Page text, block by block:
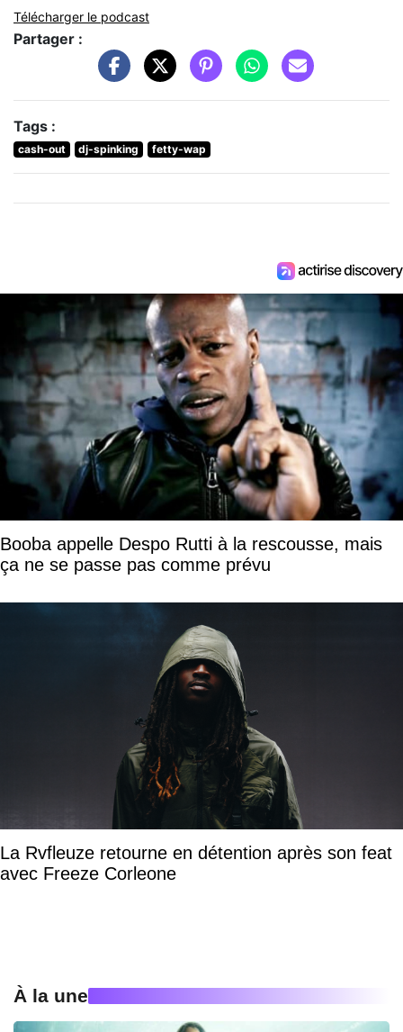
Télécharger le podcast
Partager :
Tags :
cash-out dj-spinking fetty-wap
Booba appelle Despo Rutti à la rescousse, mais
ça ne se passe pas comme prévu
La Rvfleuze retourne en détention après son feat
avec Freeze Corleone
À la une